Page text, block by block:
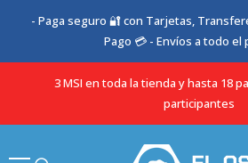
SALTAR AL CONTENIDO
- Paga seguro 🔐 con Tarjetas,
Pago 💳 - Envíos a todo el
3 MSI en toda la tienda y hasta 18
participantes